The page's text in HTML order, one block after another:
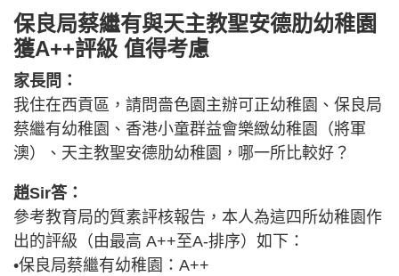
保良局蔡繼有與天主教聖安德肋幼稚園
獲A++評級 值得考慮
家長問：
我住在西貢區，請問嗇色園主辦可正幼稚園、保良局
蔡繼有幼稚園、香港小童群益會樂緻幼稚園（將軍
澳）、天主教聖安德肋幼稚園，哪一所比較好？
趙Sir答：
參考教育局的質素評核報告，本人為這四所幼稚園作
出的評級（由最高 A++至A-排序）如下：
•保良局蔡繼有幼稚園：A++